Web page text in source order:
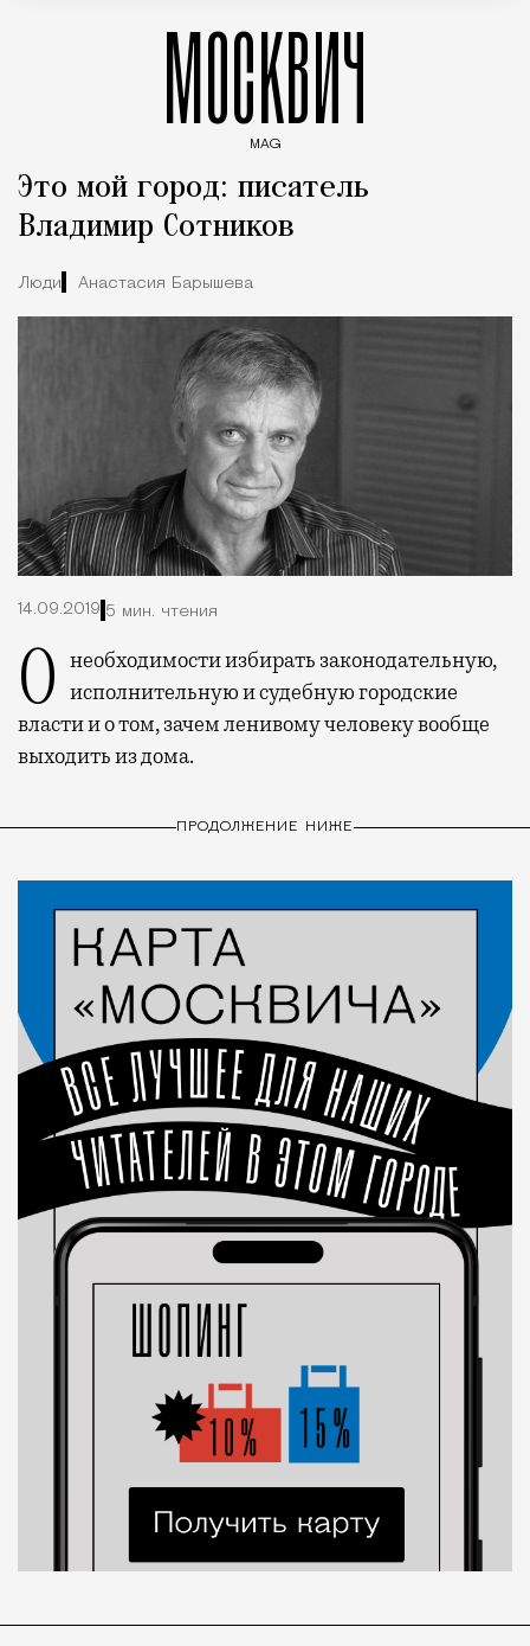
МОСКВИЧ
MAG
Это мой город: писатель
Владимир Сотников
Люди Анастасия Барышева
14.09.2019 5 мин. чтения
О необходимости избирать законодательную, исполнительную и судебную городские
власти и о том, зачем ленивому человеку вообще
выходить из дома.
ПРОДОЛЖЕНИЕ НИЖЕ